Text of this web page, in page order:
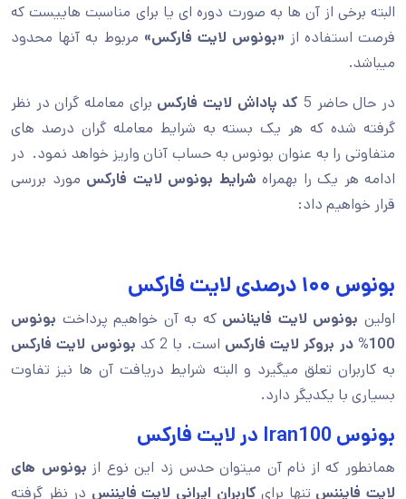
البته برخی از آن ها به صورت دوره ای یا برای مناسبت هاییست که
فرصت استفاده از «بونوس لایت فارکس» مربوط به آنها محدود
میباشد.
در حال حاضر 5
کد پاداش لایت فارکس برای معامله گران در نظر
گرفته شده که هر یک بسته به شرایط معامله گران درصد های
متفاوتی را به عنوان بونوس به حساب آنان واریز خواهد نمود. در
ادامه هر یک را بهمراه شرایط بونوس لایت فارکس مورد بررسی
قرار خواهیم داد:
بونوس ۱۰۰ درصدی لایت فارکس
اولینبونوس لایت فاینانس که به آن خواهیم پرداخت بونوس
100% در بروکر لایت فارکس
است. با 2 کد
بونوس لایت فارکس
به کاربران تعلق میگیرد و البته شرایط دریافت آن ها نیز تفاوت
بسیاری با یکدیگر دارد.
بونوس Iran100 در لایت فارکس
همانطور که از نام آن میتوان حدس زد این نوع از بونوس های
لایت فایننس تنها برای کاربران ایرانی لایت فایننس در نظر گرفته